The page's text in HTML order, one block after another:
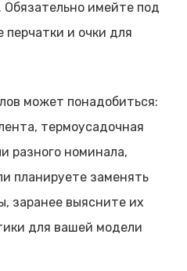
Обязательно имейте под
перчатки и очки для
может понадобиться:
термоусадочная
разного номинала,
планируете заменять
заранее выясните их
для вашей модели